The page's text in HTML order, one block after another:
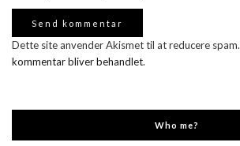
Dette site anvender Akismet til at reducere spam.
kommentar bliver behandlet.
Who me?